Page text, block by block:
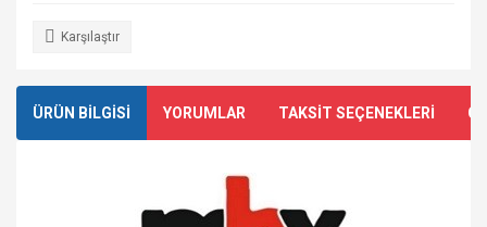
Karşılaştır
ÜRÜN BİLGİSİ YORUMLAR TAKSİT SEÇENEKLERİ